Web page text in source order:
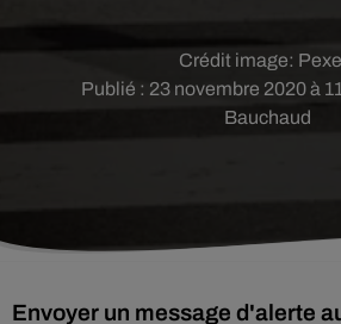
Publié : 23 novembre 2020 à
Bauchaud
Crédit image:
Envoyer un message d'alerte